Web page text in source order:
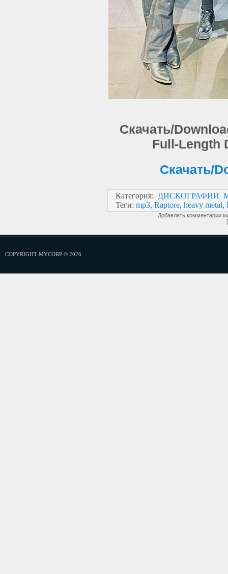
Скачать/
Full-Length
Скачать/
Категория: ДИСКОГРАФИИ
Теги: mp3, Raptore, heavy metal,
Добавлять комментарии
COPYRIGHT MYCORP © 2026